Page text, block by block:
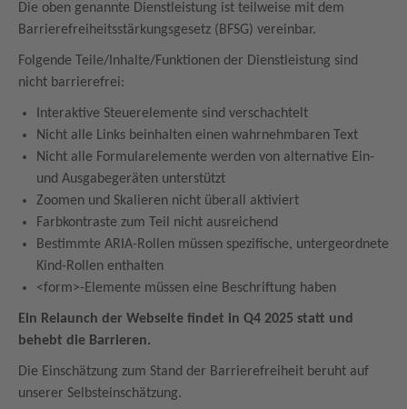
Die oben genannte Dienstleistung ist teilweise mit dem
Barrierefreiheitsstärkungsgesetz (BFSG) vereinbar.
Folgende Teile/Inhalte/Funktionen der Dienstleistung sind
nicht barrierefrei:
Interaktive Steuerelemente sind verschachtelt
Nicht alle Links beinhalten einen wahrnehmbaren Text
Nicht alle Formularelemente werden von alternative Ein-
und Ausgabegeräten unterstützt
Zoomen und Skalieren nicht überall aktiviert
Farbkontraste zum Teil nicht ausreichend
Bestimmte ARIA-Rollen müssen spezifische, untergeordnete
Kind-Rollen enthalten
<form>-Elemente müssen eine Beschriftung haben
Ein Relaunch der Webseite findet in Q4 2025 statt und
behebt die Barrieren.
Die Einschätzung zum Stand der Barrierefreiheit beruht auf
unserer Selbsteinschätzung.